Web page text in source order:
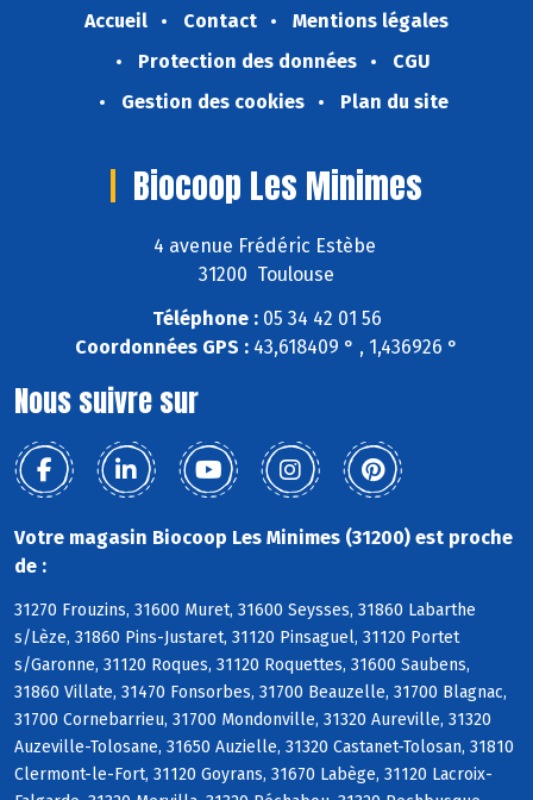
Accueil Contact
Mentions légales
Protection des données
CGU
Gestion des cookies
Plan du site
Biocoop Les Minimes
4 avenue Frédéric Estèbe
31200 Toulouse
Téléphone :05 34 42 01 56
Coordonnées GPS : 43,618409 ° , 1,436926 °
Nous suivre sur
Votre magasin Biocoop Les Minimes (31200) est proche
de :
31270 Frouzins, 31600 Muret, 31600 Seysses, 31860 Labarthe
s/Lèze, 31860 Pins-Justaret, 31120 Pinsaguel, 31120 Portet
s/Garonne, 31120 Roques, 31120 Roquettes, 31600 Saubens,
31860 Villate, 31470 Fonsorbes, 31700 Beauzelle, 31700 Blagnac,
31700 Cornebarrieu, 31700 Mondonville, 31320 Aureville, 31320
Auzeville-Tolosane, 31650 Auzielle, 31320 Castanet-Tolosan, 31810
Clermont-le-Fort, 31120 Goyrans, 31670 Labège, 31120 Lacroix-